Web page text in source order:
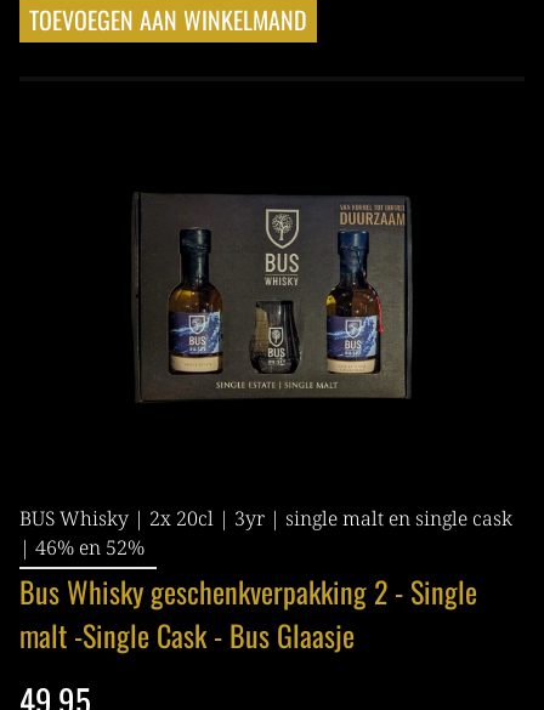
TOEVOEGEN AAN WINKELMAND
BUS Whisky | 2x 20cl | 3yr | single malt en single cask
| 46% en 52%
Bus Whisky geschenkverpakking 2 - Single
malt -Single Cask - Bus Glaasje
49,95